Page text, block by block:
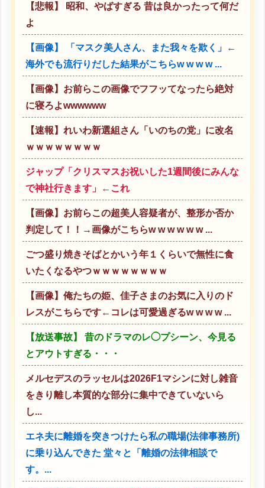
【悲報】 昭和、やばすぎる 昔は良かったって何だ
よ
【画像】 「マスク美人さん、また我々を欺く」←
海外でも流行りだした結果がこちらw w w w ...
【画像】お前らこの画像でフフッてなったら絶対
に寝ろよwwwwww
【速報】れいわ新選組さん「いのちの党」に改名
ｗｗｗｗｗｗｗｗ
ジャップ「クリスマスお祝いした1週間後にみんな
で神社行きます」←これ
【画像】お前らこの超美人容疑者が、整形か否か
判定して！！→画像がこちらw w w w w w ...
ごつ盛り焼きそばとかいう年１くらいで無性に食
いたくなるやつｗｗｗｗｗｗｗｗ
【画像】俺たちの姫、佳子さまのお気に入りのド
レスがこちらです←コレは可愛過ぎるw w w w ...
【放送事故】 昔のドラマのレ◯プシーン、今見る
とアウトすぎる・・・
メルセデスのラッセルは2026F1マシンに対し雑音
をきり離し本質的な部分に集中できていないら
し...
エネ夫に離婚を突きつけたら私の職場(法律事務所)
に乗り込んできた 堂々と「離婚の法律相談で
す。...